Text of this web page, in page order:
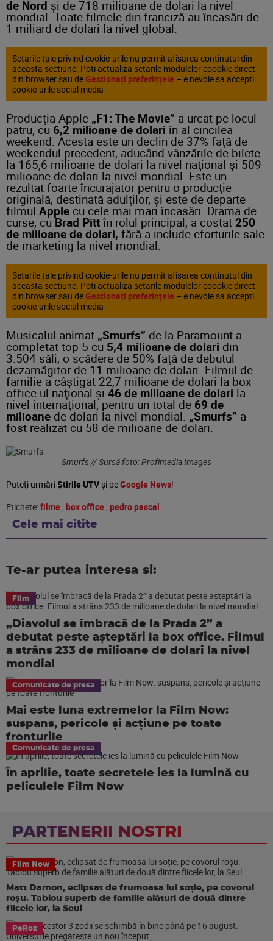
de Nord şi de 718 milioane de dolari la nivel
mondial. Toate filmele din franciză au încasări de
1 miliard de dolari la nivel global.
Setarile tale privind cookie-urile nu permit afisarea continutul din
aceasta sectiune. Poti actualiza setarile modulelor coookie direct
din browser sau de Gestionați preferințele – e nevoie sa accepti
cookie-urile social media
Producţia Apple „F1: The Movie” a urcat pe locul
patru, cu 6,2 milioane de dolari în al cincilea
weekend. Acesta este un declin de 37% faţă de
weekendul precedent, aducând vânzările de bilete
la 165,6 milioane de dolari la nivel naţional şi 509
milioane de dolari la nivel mondial. Este un
rezultat foarte încurajator pentru o producţie
originală, destinată adulţilor, şi este de departe
filmul Apple cu cele mai mari încasări. Drama de
curse, cuBrad Pitt în rolul principal, a costat 250
de milioane de dolari, fără a include eforturile sale
de marketing la nivel mondial.
Setarile tale privind cookie-urile nu permit afisarea continutul din
aceasta sectiune. Poti actualiza setarile modulelor coookie direct
din browser sau de Gestionați preferințele – e nevoie sa accepti
cookie-urile social media
Musicalul animat „Smurfs” de la Paramount a
completat top 5 cu 5,4 milioane de dolari din
3.504 săli, o scădere de 50% faţă de debutul
dezamăgitor de 11 milioane de dolari. Filmul de
familie a câştigat 22,7 milioane de dolari la box
office-ul naţional şi 46 de milioane de dolari la
nivel internaţional, pentru un total de 69 de
milioane de dolari la nivel mondial. „Smurfs” a
fost realizat cu 58 de milioane de dolari.
Smurfs // Sursă foto: Profimedia Images
Puteţi urmăriȘtirile UTVşi peGoogle News!
Etichete:filme , box office , pedro pascal
Cele mai citite
Te-ar putea interesa si:
Film
„Diavolul se îmbracă de la Prada 2” a
debutat peste așteptări la box office. Filmul
a strâns 233 de milioane de dolari la nivel
mondial
Comunicate de presa
Mai este luna extremelor la Film Now:
suspans, pericole și acțiune pe toate
fronturile
Comunicate de presa
În aprilie, toate secretele ies la lumină cu
peliculele Film Now
PARTENERII NOSTRI
Film Now
Matt Damon, eclipsat de frumoasa lui soție, pe covorul
roșu. Tablou superb de familie alături de două dintre
fiicele lor, la Seul
PeRoz